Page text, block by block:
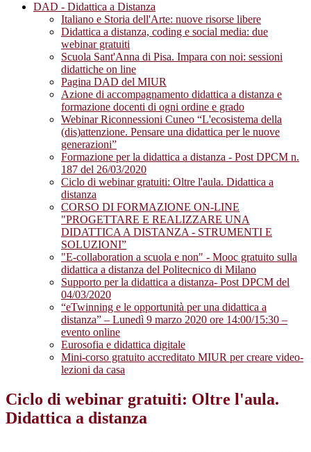
DAD - Didattica a Distanza
Italiano e Storia dell'Arte: nuove risorse libere
Didattica a distanza, coding e social media: due
webinar gratuiti
Scuola Sant'Anna di Pisa. Impara con noi: sessioni
didattiche on line
Pagina DAD del MIUR
Azione di accompagnamento didattica a distanza e
formazione docenti di ogni ordine e grado
Webinar Riconnessioni Cuneo “L'ecosistema della
(dis)attenzione. Pensare una didattica per le nuove
generazioni”
Formazione per la didattica a distanza - Post DPCM n.
187 del 26/03/2020
Ciclo di webinar gratuiti: Oltre l'aula. Didattica a
distanza
CORSO DI FORMAZIONE ON-LINE
"PROGETTARE E REALIZZARE UNA
DIDATTICA A DISTANZA - STRUMENTI E
SOLUZIONI”
"E-collaboration a scuola e non" - Mooc gratuito sulla
didattica a distanza del Politecnico di Milano
Supporto per la didattica a distanza- Post DPCM del
04/03/2020
“eTwinning e le opportunità per una didattica a
distanza” – Lunedì 9 marzo 2020 ore 14:00/15:30 –
evento online
Eurosofia e didattica digitale
Mini-corso gratuito accreditato MIUR per creare video-
lezioni da casa
Ciclo di webinar gratuiti: Oltre l'aula.
Didattica a distanza